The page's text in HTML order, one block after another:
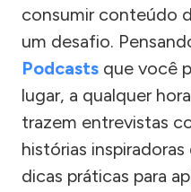
consumir conteúdo
um desafio.
Podcasts que você
lugar, a qualquer
trazem entrevistas
histórias
dicas práticas para